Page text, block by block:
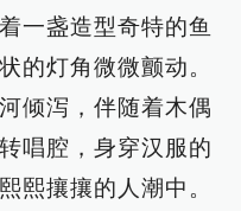
一盏造型奇特的鱼
的灯角微微颤动。
倾泻，伴随着木偶
唱腔，身穿汉服的
熙攘攘的人潮中。